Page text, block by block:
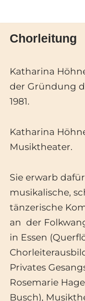
Zum
Inhalt
Chorleitung
Katharina
der Gründung
1981.
Katharina
Musiktheater.
Sie erwarb
musikalische,
tänzerische
an der
in Essen
Privates
Rosemarie
Busch),